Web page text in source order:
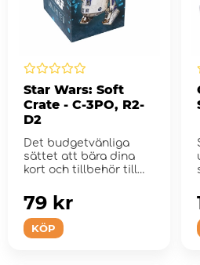
Star Wars: Soft
Crate - C-3PO, R2-
D2
Det budgetvänliga
sättet att bära dina
kort och tillbehör till
KÖP
79 kr